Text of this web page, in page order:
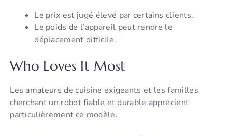
Le prix est jugé élevé par certains clients.
Le poids de l’appareil peut rendre le
déplacement difficile.
Who Loves It Most
Les amateurs de cuisine exigeants et les familles
cherchant un robot fiable et durable apprécient
particulièrement ce modèle.